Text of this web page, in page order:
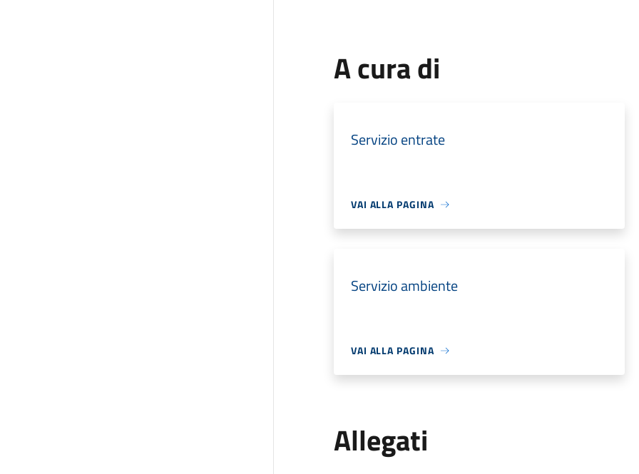
A cura di
Servizio entrate
VAI ALLA PAGINA
Servizio ambiente
VAI ALLA PAGINA
Allegati